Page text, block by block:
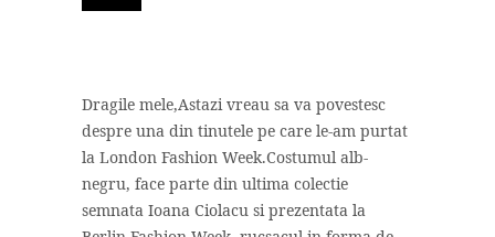
Dragile mele,Astazi vreau sa va povestesc
despre una din tinutele pe care le-am purtat
la London Fashion Week.Costumul alb-
negru, face parte din ultima colectie
semnata Ioana Ciolacu si prezentata la